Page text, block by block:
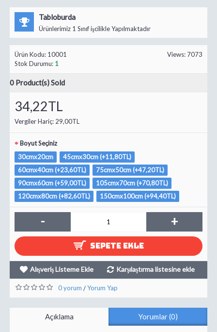
Tabloburda
Ürünlerimiz 1 Sınıf işcilikle Yapılmaktadır
Views: 7073
Ürün Kodu: 10001
Stok Durumu: 1
0 Product(s) Sold
34,22TL
Vergiler Hariç: 29,00TL
Boyut Seçiniz
30cmx20cm
45cmx30cm (+11,80TL)
60cmx40cm (+23,60TL)
75cmx50cm (+47,20TL)
90cmx60cm (+59,00TL)
105cmx70cm (+70,80TL)
120cmx80cm (+82,60TL)
150cmx100cm (+94,40TL)
- +
SEPETE EKLE
Alışveriş Listeme Ekle Karşılaştırma listesine ekle
0 yorum /Yorum Yap
Açıklama Yorumlar (0)